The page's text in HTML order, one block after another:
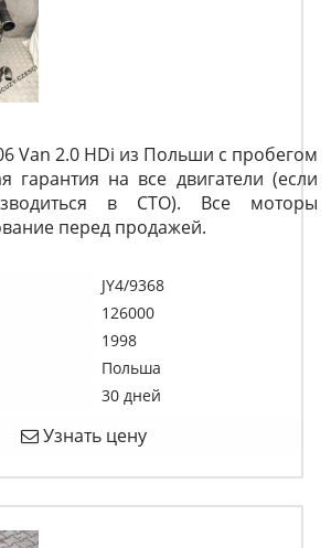
Van 2.0 HDi из Польши с пробегом
гарантия на все двигатели (если
в СТО). Все моторы
перед продажей.
JY4/9368
126000
1998
Польша
30 дней
Узнать цену